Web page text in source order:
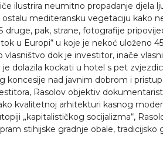
ilustrira neumitno propadanje djela
ostalu mediteransku vegetaciju kako
druge, pak, strane, fotografije
u Europi“ u koje je nekoć uloženo
vlasništvo dok je investitor, inače
je dolazila kockati u hotel s pet
koncesije nad javnim dobrom i
Rasolov objektiv
kvalitetnoj arhitekturi kasnog
„kapitalističkog socijalizma“,
stihijske gradnje obale,